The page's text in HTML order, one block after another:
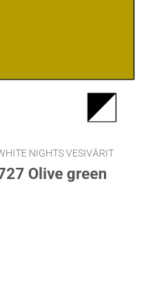
NIGHTS VESIVÄRIT
Olive green